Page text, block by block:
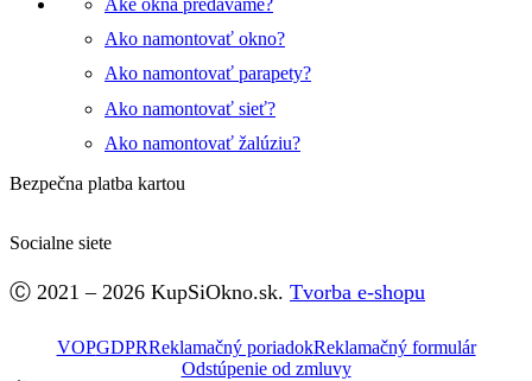
Aké okná predávame?
Ako namontovať okno?
Ako namontovať parapety?
Ako namontovať sieť?
Ako namontovať žalúziu?
Bezpečna platba kartou
Socialne siete
Ⓒ 2021 – 2026 KupSiOkno.sk. Tvorba e-shopu
VOPGDPRReklamačný poriadokReklamačný formulár
Odstúpenie od zmluvy